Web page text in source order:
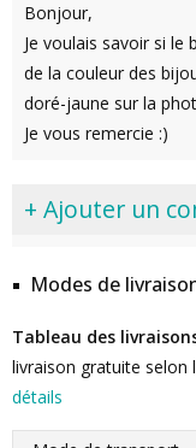
Bonjour,
Je voulais savoir si le
de la couleur des
doré-jaune sur la
Je vous remercie :)
+ Ajouter un
Modes de
Tableau des
livraison gratuite selon
détails